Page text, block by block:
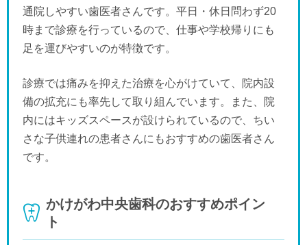
通院しやすい歯医者さんです。平日・休日問わず20
時まで診療を行っているので、仕事や学校帰りにも
足を運びやすいのが特徴です。
診療では痛みを抑えた治療を心がけていて、院内設
備の拡充にも率先して取り組んでいます。また、院
内にはキッズスペースが設けられているので、ちい
さな子供連れの患者さんにもおすすめの歯医者さん
です。
かけがわ中央歯科のおすすめポイン
ト